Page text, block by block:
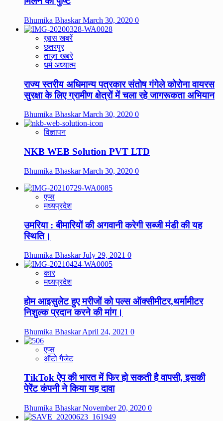
Bhumika BhaskarMarch 30, 2020 0
ख़ास खबरें
छतरपुर
ताज़ा खबरे
धर्म अध्यात्म
राज्य स्तरीय अधिमान्य पत्रकार संतोष गंगेले कोरोना वायरस
सुरक्षा के लिए ग्रामीण क्षेत्रों में चला रहे जागरूकता अभियान
Bhumika BhaskarMarch 30, 2020 0
विज्ञापन
NKB WEB Solution PVT LTD
Bhumika BhaskarMarch 30, 2020 0
एप्स
मध्यप्रदेश
उमरिया : बीमारियों की अगवानी करेगी सब्जी मंडी की यह
स्थिति।
Bhumika BhaskarJuly 29, 2021 0
कार
मध्यप्रदेश
होम आइसुलेट हुए मरीजों को पल्स ऑक्सीमीटर,थर्मामीटर
निशुल्क प्रदान करने की मांग।
Bhumika BhaskarApril 24, 2021 0
एप्स
ऑटो गैजेट
TikTok ऐप की भारत में फिर हो सकती है वापसी, इसकी
पेरेंट कंपनी ने किया यह दावा
Bhumika BhaskarNovember 20, 2020 0